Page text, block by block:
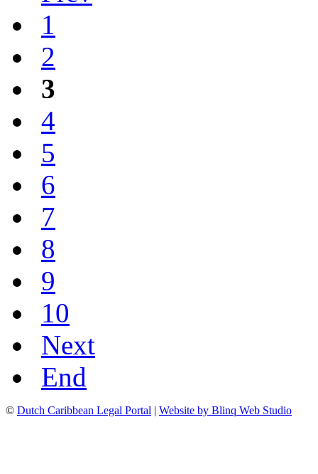
1
2
3
4
5
6
7
8
9
10
Next
End
© Dutch Caribbean Legal Portal | Website by Blinq Web Studio